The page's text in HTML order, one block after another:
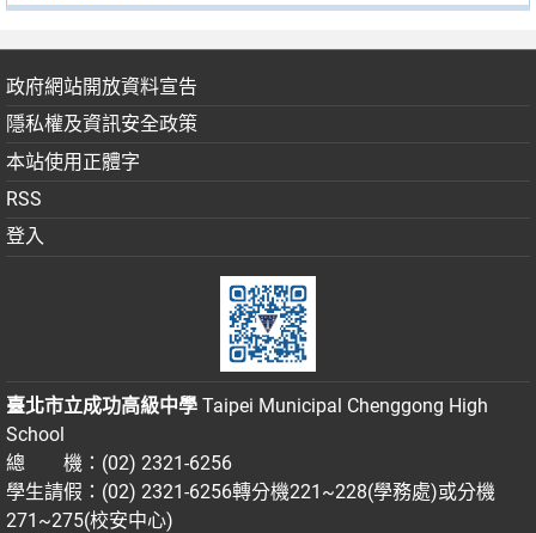
政府網站開放資料宣告
隱私權及資訊安全政策
本站使用正體字
RSS
登入
臺北市立成功高級中學 Taipei Municipal Chenggong High
School
總 機：(02) 2321-6256
學生請假：(02) 2321-6256轉分機221~228(學務處)或分機
271~275(校安中心)